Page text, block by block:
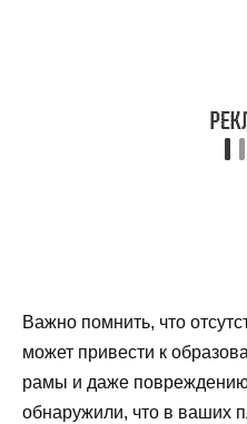
Важно помнить, что
может привести к
рамы и даже
обнаружили, что в ваших